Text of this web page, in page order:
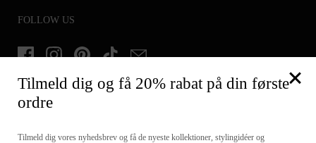
FOLLOW US
TILMELD DIG OG FÅ 20% PÅ DIN FØRSTE ORDRE
Tilmeld dig og få 20% rabat på din første
ordre
Tilmeld dig vores nyhedsbrev og få de nyeste kollektioner, stylingidéer og